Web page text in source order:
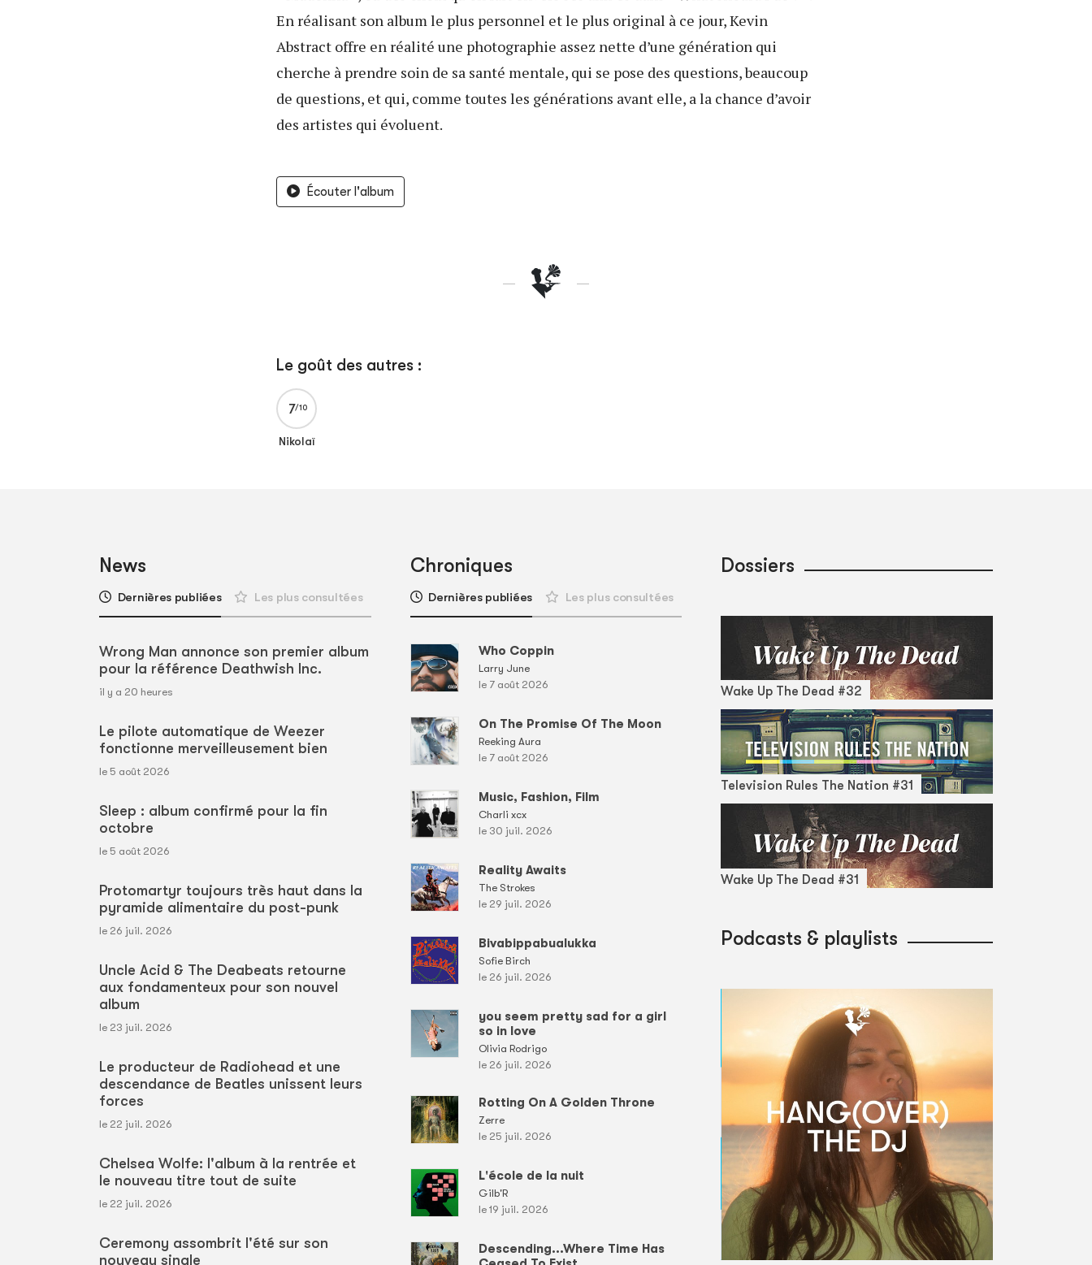
En réalisant son album le plus personnel et le plus original à ce jour, Kevin
Abstract offre en réalité une photographie assez nette d’une génération qui
cherche à prendre soin de sa santé mentale, qui se pose des questions, beaucoup
de questions, et qui, comme toutes les générations avant elle, a la chance d’avoir
des artistes qui évoluent.
Écouter l'album
Le goût des autres :
7
Nikolaï
News
Dernières publiées Les plus consultées
Wrong Man annonce son premier album
pour la référence Deathwish Inc.
il y a 20 heures
Le pilote automatique de Weezer
fonctionne merveilleusement bien
le 5 août 2026
Sleep : album confirmé pour la fin
octobre
le 5 août 2026
Protomartyr toujours très haut dans la
pyramide alimentaire du post-punk
le 26 juil. 2026
Uncle Acid & The Deabeats retourne
aux fondamenteux pour son nouvel
album
le 23 juil. 2026
Le producteur de Radiohead et une
descendance de Beatles unissent leurs
forces
le 22 juil. 2026
Chelsea Wolfe: l'album à la rentrée et
le nouveau titre tout de suite
le 22 juil. 2026
Ceremony assombrit l'été sur son
nouveau single
Chroniques
Dernières publiées Les plus consultées
Who Coppin
Larry June
le 7 août 2026
On The Promise Of The Moon
Reeking Aura
le 7 août 2026
Music, Fashion, Film
Charli xcx
le 30 juil. 2026
Reality Awaits
The Strokes
le 29 juil. 2026
Bivabippabualukka
Sofie Birch
le 26 juil. 2026
you seem pretty sad for a girl
so in love
Olivia Rodrigo
le 26 juil. 2026
Rotting On A Golden Throne
Zerre
le 25 juil. 2026
L'école de la nuit
Gilb'R
le 19 juil. 2026
Descending...Where Time Has
Dossiers
Wake Up The Dead #32
Television Rules The Nation #31
Wake Up The Dead #31
Podcasts & playlists